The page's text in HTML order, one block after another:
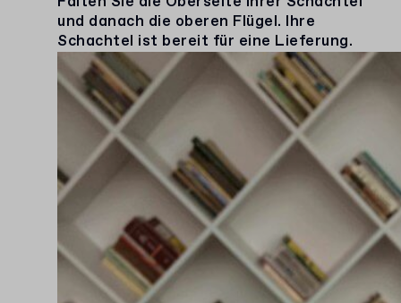
und danach die oberen Flügel. Ihre
Schachtel ist bereit für eine Lieferung.